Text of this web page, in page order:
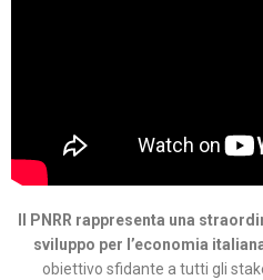
Il PNRR rappresenta una
sviluppo per l’economia
obiettivo sfidante a tutti gli